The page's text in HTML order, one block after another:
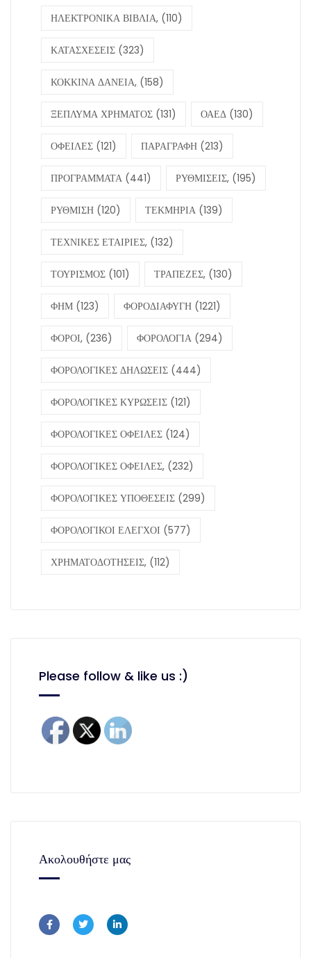
ΗΛΕΚΤΡΟΝΙΚΑ ΒΙΒΛΙΑ, (110)
ΚΑΤΑΣΧΕΣΕΙΣ (323)
ΚΟΚΚΙΝΑ ΔΑΝΕΙΑ, (158)
ΞΕΠΛΥΜΑ ΧΡΗΜΑΤΟΣ (131) ΟΑΕΔ (130)
ΟΦΕΙΛΕΣ (121) ΠΑΡΑΓΡΑΦΗ (213)
ΠΡΟΓΡΑΜΜΑΤΑ (441) ΡΥΘΜΙΣΕΙΣ, (195)
ΡΥΘΜΙΣΗ (120) ΤΕΚΜΗΡΙΑ (139)
ΤΕΧΝΙΚΕΣ ΕΤΑΙΡΙΕΣ, (132)
ΤΟΥΡΙΣΜΟΣ (101) ΤΡΑΠΕΖΕΣ, (130)
ΦΗΜ (123) ΦΟΡΟΔΙΑΦΥΓΗ (1221)
ΦΟΡΟΙ, (236) ΦΟΡΟΛΟΓΙΑ (294)
ΦΟΡΟΛΟΓΙΚΕΣ ΔΗΛΩΣΕΙΣ (444)
ΦΟΡΟΛΟΓΙΚΕΣ ΚΥΡΩΣΕΙΣ (121)
ΦΟΡΟΛΟΓΙΚΕΣ ΟΦΕΙΛΕΣ (124)
ΦΟΡΟΛΟΓΙΚΕΣ ΟΦΕΙΛΕΣ, (232)
ΦΟΡΟΛΟΓΙΚΕΣ ΥΠΟΘΕΣΕΙΣ (299)
ΦΟΡΟΛΟΓΙΚΟΙ ΕΛΕΓΧΟΙ (577)
ΧΡΗΜΑΤΟΔΟΤΗΣΕΙΣ, (112)
Please follow & like us :)
Ακολουθήστε μας